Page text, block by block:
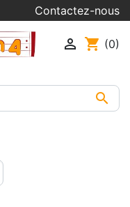
Contactez-nous

 shopping_cart (0)